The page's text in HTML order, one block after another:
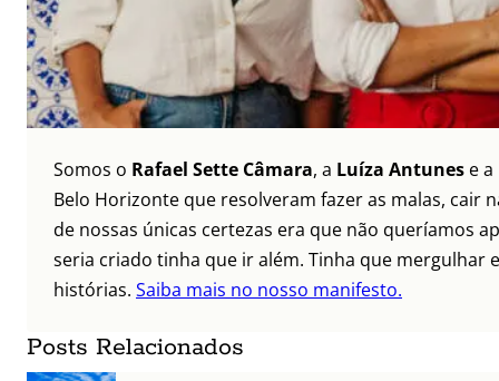
Somos o Rafael Sette Câmara, a Luíza Antunes e a
Belo Horizonte que resolveram fazer as malas, cair
de nossas únicas certezas era que não queríamos
seria criado tinha que ir além. Tinha que mergulhar
histórias. Saiba mais no nosso manifesto.
Posts Relacionados